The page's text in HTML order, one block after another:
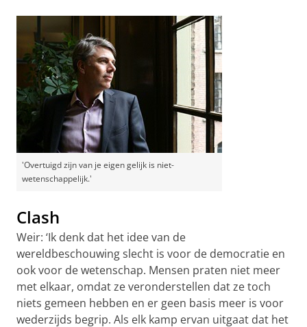
'Overtuigd zijn van je eigen gelijk is niet-
wetenschappelijk.'
Clash
Weir: ‘Ik denk dat het idee van de
wereldbeschouwing slecht is voor de democratie en
ook voor de wetenschap. Mensen praten niet meer
met elkaar, omdat ze veronderstellen dat ze toch
niets gemeen hebben en er geen basis meer is voor
wederzijds begrip. Als elk kamp ervan uitgaat dat het